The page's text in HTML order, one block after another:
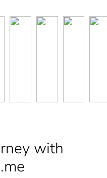
with